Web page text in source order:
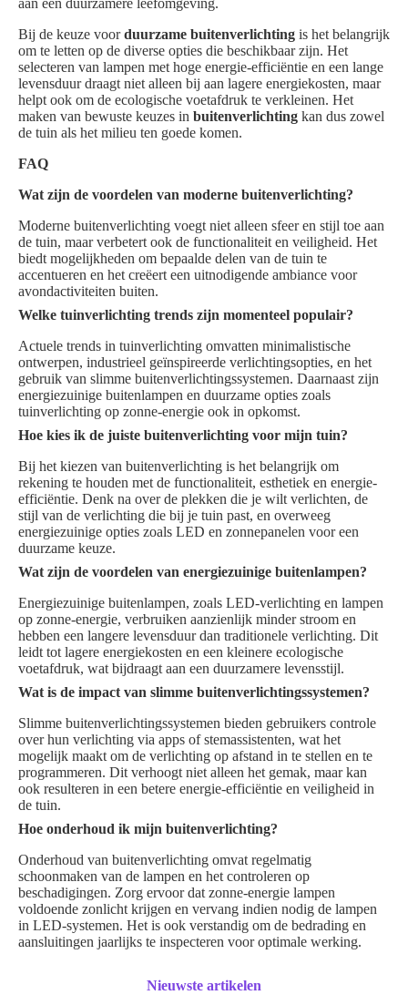
aan een duurzamere leefomgeving.
Bij de keuze voorduurzame buitenverlichting is het belangrijk
om te letten op de diverse opties die beschikbaar zijn. Het
selecteren van lampen met hoge energie-efficiëntie en een lange
levensduur draagt niet alleen bij aan lagere energiekosten, maar
helpt ook om de ecologische voetafdruk te verkleinen. Het
maken van bewuste keuzes in buitenverlichting kan dus zowel
de tuin als het milieu ten goede komen.
FAQ
Wat zijn de voordelen van moderne buitenverlichting?
Moderne buitenverlichting voegt niet alleen sfeer en stijl toe aan
de tuin, maar verbetert ook de functionaliteit en veiligheid. Het
biedt mogelijkheden om bepaalde delen van de tuin te
accentueren en het creëert een uitnodigende ambiance voor
avondactiviteiten buiten.
Welke tuinverlichting trends zijn momenteel populair?
Actuele trends in tuinverlichting omvatten minimalistische
ontwerpen, industrieel geïnspireerde verlichtingsopties, en het
gebruik van slimme buitenverlichtingssystemen. Daarnaast zijn
energiezuinige buitenlampen en duurzame opties zoals
tuinverlichting op zonne-energie ook in opkomst.
Hoe kies ik de juiste buitenverlichting voor mijn tuin?
Bij het kiezen van buitenverlichting is het belangrijk om
rekening te houden met de functionaliteit, esthetiek en energie-
efficiëntie. Denk na over de plekken die je wilt verlichten, de
stijl van de verlichting die bij je tuin past, en overweeg
energiezuinige opties zoals LED en zonnepanelen voor een
duurzame keuze.
Wat zijn de voordelen van energiezuinige buitenlampen?
Energiezuinige buitenlampen, zoals LED-verlichting en lampen
op zonne-energie, verbruiken aanzienlijk minder stroom en
hebben een langere levensduur dan traditionele verlichting. Dit
leidt tot lagere energiekosten en een kleinere ecologische
voetafdruk, wat bijdraagt aan een duurzamere levensstijl.
Wat is de impact van slimme buitenverlichtingssystemen?
Slimme buitenverlichtingssystemen bieden gebruikers controle
over hun verlichting via apps of stemassistenten, wat het
mogelijk maakt om de verlichting op afstand in te stellen en te
programmeren. Dit verhoogt niet alleen het gemak, maar kan
ook resulteren in een betere energie-efficiëntie en veiligheid in
de tuin.
Hoe onderhoud ik mijn buitenverlichting?
Onderhoud van buitenverlichting omvat regelmatig
schoonmaken van de lampen en het controleren op
beschadigingen. Zorg ervoor dat zonne-energie lampen
voldoende zonlicht krijgen en vervang indien nodig de lampen
in LED-systemen. Het is ook verstandig om de bedrading en
aansluitingen jaarlijks te inspecteren voor optimale werking.
Nieuwste artikelen